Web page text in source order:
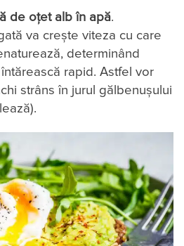
de oțet alb în apă.
va crește viteza cu care
determinând
rapid. Astfel vor
strâns în jurul gălbenușului